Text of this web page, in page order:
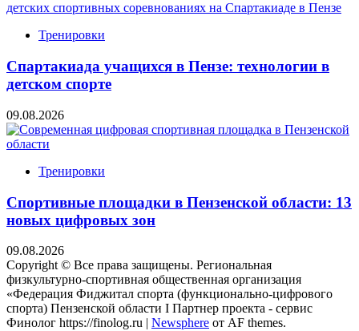
Тренировки
Спартакиада учащихся в Пензе: технологии в
детском спорте
09.08.2026
Тренировки
Спортивные площадки в Пензенской области: 13
новых цифровых зон
09.08.2026
Copyright © Все права защищены. Региональная
физкультурно-спортивная общественная организация
«Федерация Фиджитал спорта (функционально-цифрового
спорта) Пензенской области I Партнер проекта - сервис
Финолог https://finolog.ru | Newsphere от AF themes.